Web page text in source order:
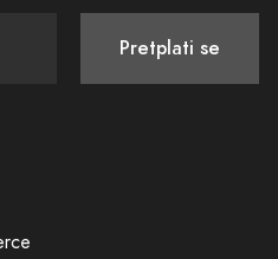
stvaranja nezaboravnih
Pretplati se